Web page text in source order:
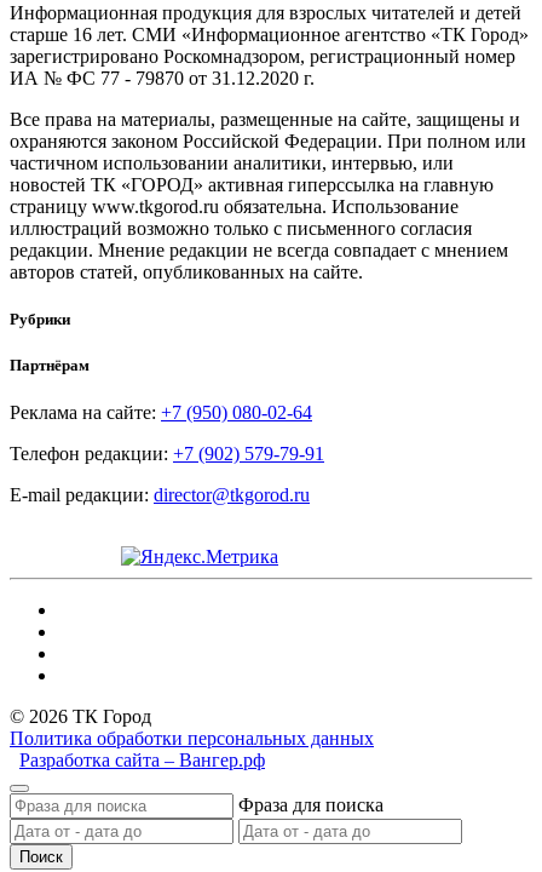
Информационная продукция для взрослых читателей и детей
старше 16 лет. СМИ «Информационное агентство «ТК Город»
зарегистрировано Роскомнадзором, регистрационный номер
ИА № ФС 77 - 79870 от 31.12.2020 г.
Все права на материалы, размещенные на сайте, защищены и
охраняются законом Российской Федерации. При полном или
частичном использовании аналитики, интервью, или
новостей ТК «ГОРОД» активная гиперссылка на главную
страницу www.tkgorod.ru обязательна. Использование
иллюстраций возможно только с письменного согласия
редакции. Мнение редакции не всегда совпадает с мнением
авторов статей, опубликованных на сайте.
Рубрики
Партнёрам
Реклама на сайте: +7 (950) 080-02-64
Телефон редакции: +7 (902) 579-79-91
E-mail редакции: director@tkgorod.ru
© 2026 ТК Город
Политика обработки персональных данных
Разработка сайта – Вангер.рф
Фраза для поиска
Поиск